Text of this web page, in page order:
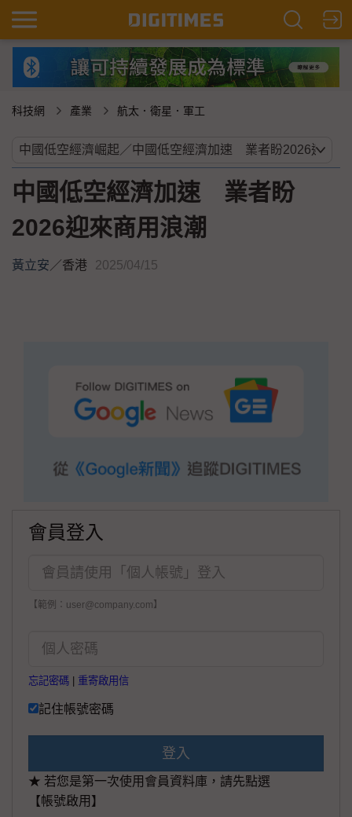
科技網 產業 航太．衛星．軍工
中國低空經濟加速 業者盼
2026迎來商用浪潮
黃立安／香港 2025/04/15
會員登入
【範例：user@company.com】
忘記密碼 重寄啟用信
記住帳號密碼
登入
★ 若您是第一次使用會員資料庫，請先點選
【帳號啟用】